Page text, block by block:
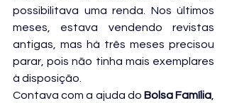
possibilitava uma renda. Nos últimos
meses, estava vendendo revistas
antigas, mas há três meses precisou
parar, pois não tinha mais exemplares
à disposição.
Contava com a ajuda do Bolsa Família